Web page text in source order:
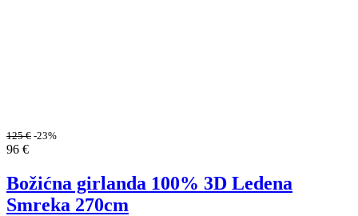
125€ -23%
96 €
Božićna girlanda 100% 3D Ledena
Smreka 270cm